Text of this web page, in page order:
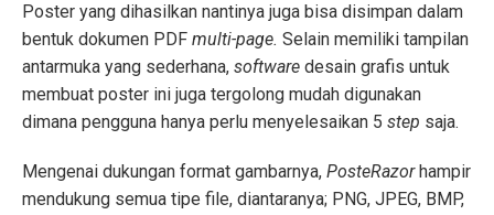
Poster yang dihasilkan nantinya juga bisa disimpan dalam
bentuk dokumen PDF multi-page. Selain memiliki tampilan
antarmuka yang sederhana, software desain grafis untuk
membuat poster ini juga tergolong mudah digunakan
dimana pengguna hanya perlu menyelesaikan 5 step saja.
Mengenai dukungan format gambarnya, PosteRazor hampir
mendukung semua tipe file, diantaranya; PNG, JPEG, BMP,